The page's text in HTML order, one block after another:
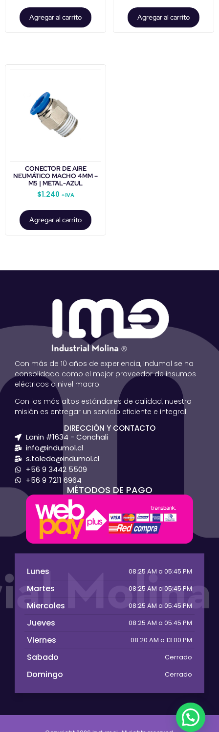
Agregar al carrito Agregar al carrito
CONECTOR DE AIRE
NEUMÁTICO MACHO 4MM –
M5 | METAL-AZUL
$1.240 +IVA
Agregar al carrito
Con más de 10 años de experiencia, Indumol se ha
consolidado como el mejor proveedor de insumos
eléctricos a nivel macro.
Con los más altos estándares de calidad, nuestra
misión es entregar un servicio eficiente e integral
DIRECCIÓN Y CONTACTO
Lanin #1634 - Conchali
info@indumol.cl
s.toledo@indumol.cl
+56 9 3442 5509
+56 9 7211 6964
MÉTODOS DE PAGO
Lunes 08:25 AM a 05:45 PM
Martes 08:25 AM a 05:45 PM
Miercoles 08:25 AM a 05:45 PM
Jueves 08:25 AM a 05:45 PM
Viernes 08:20 AM a 13:00 PM
Sabado Cerrado
Domingo Cerrado